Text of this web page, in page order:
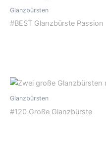
Glanzbürsten
#BEST Glanzbürste Passion
Glanzbürsten
#120 Große Glanzbürste